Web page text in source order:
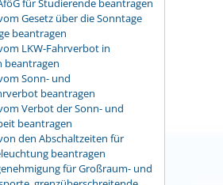
Gesetz über die Sonntage
beantragen
LKW-Fahrverbot in
beantragen
Sonn- und
beantragen
Verbot der Sonn- und
beantragen
den Abschaltzeiten für
beantragen
für Großraum- und